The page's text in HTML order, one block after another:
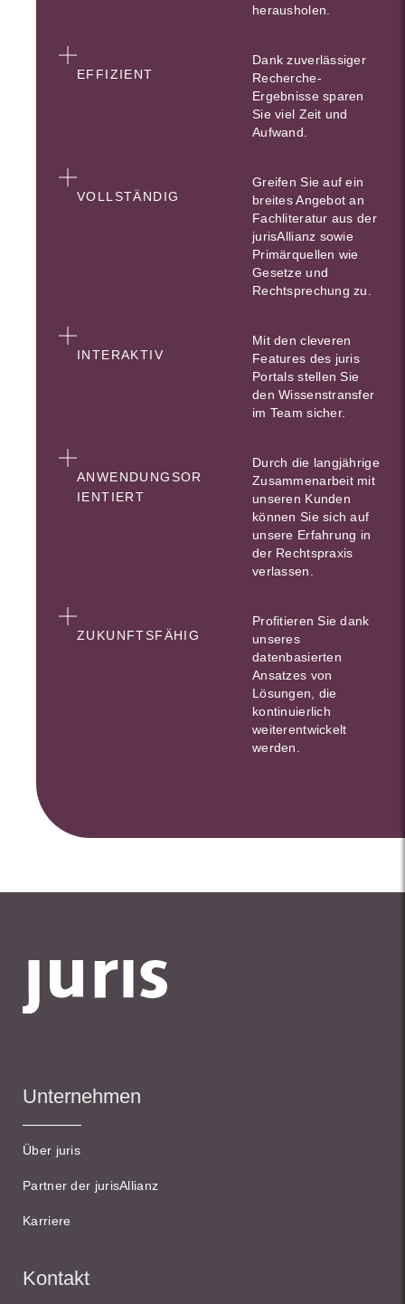
herausholen.
EFFIZIENT
Dank zuverlässiger
Recherche-
Ergebnisse sparen
Sie viel Zeit und
Aufwand.
VOLLSTÄNDIG
Greifen Sie auf ein
breites Angebot an
Fachliteratur aus der
jurisAllianz sowie
Primärquellen wie
Gesetze und
Rechtsprechung zu.
INTERAKTIV
Mit den cleveren
Features des juris
Portals stellen Sie
den Wissenstransfer
im Team sicher.
ANWENDUNGSOR
IENTIERT
Durch die langjährige
Zusammenarbeit mit
unseren Kunden
können Sie sich auf
unsere Erfahrung in
der Rechtspraxis
verlassen.
ZUKUNFTSFÄHIG
Profitieren Sie dank
unseres
datenbasierten
Ansatzes von
Lösungen, die
kontinuierlich
weiterentwickelt
werden.
Unternehmen
Über juris
Partner der jurisAllianz
Karriere
Kontakt